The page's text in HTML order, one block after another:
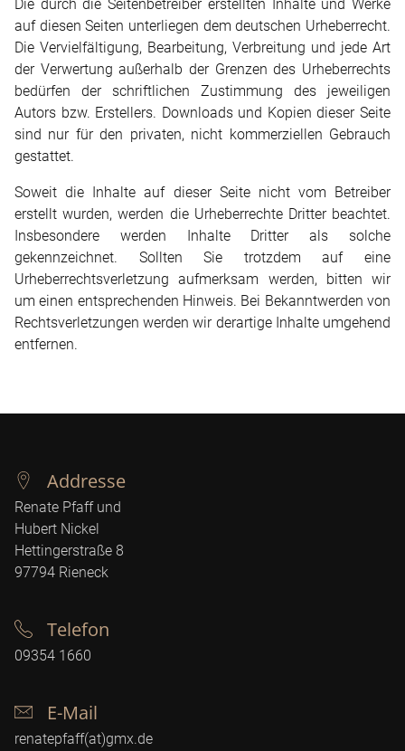
Die durch die Seitenbetreiber erstellten Inhalte und Werke
auf diesen Seiten unterliegen dem deutschen Urheberrecht.
Die Vervielfältigung, Bearbeitung, Verbreitung und jede Art
der Verwertung außerhalb der Grenzen des Urheberrechts
bedürfen der schriftlichen Zustimmung des jeweiligen
Autors bzw. Erstellers. Downloads und Kopien dieser Seite
sind nur für den privaten, nicht kommerziellen Gebrauch
gestattet.
Soweit die Inhalte auf dieser Seite nicht vom Betreiber
erstellt wurden, werden die Urheberrechte Dritter beachtet.
Insbesondere werden Inhalte Dritter als solche
gekennzeichnet. Sollten Sie trotzdem auf eine
Urheberrechtsverletzung aufmerksam werden, bitten wir
um einen entsprechenden Hinweis. Bei Bekanntwerden von
Rechtsverletzungen werden wir derartige Inhalte umgehend
entfernen.
Addresse
Renate Pfaff und
Hubert Nickel
Hettingerstraße 8
97794 Rieneck
Telefon
09354 1660
E-Mail
renatepfaff(at)gmx.de